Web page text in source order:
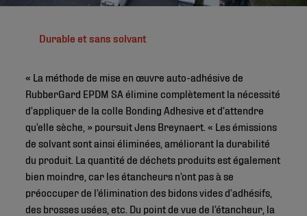
Durable et sans solvant
« La méthode de mise en œuvre auto-adhésive de
RubberGard EPDM SA élimine complètement la nécessité
d’appliquer de la colle Bonding Adhesive et d’attendre
qu’elle sèche, » poursuit Jens Breynaert. « Les émissions
de solvant sont ainsi éliminées, améliorant la durabilité
du produit. La quantité de déchets produits est également
bien moindre, car les étancheurs n’ont pas à se
préoccuper de l’élimination des bidons vides d’adhésifs,
des brosses usées, etc. Du point de vue de l’étancheur, la